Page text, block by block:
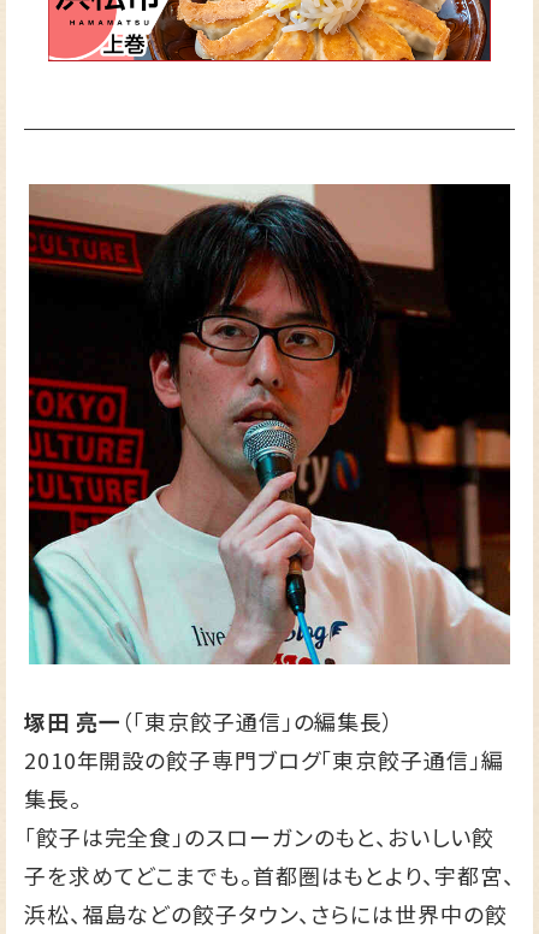
塚田 亮一（「東京餃子通信」の編集長）
2010年開設の餃子専門ブログ「東京餃子通信」編
集長。
「餃子は完全食」のスローガンのもと、おいしい餃
子を求めてどこまでも。首都圏はもとより、宇都宮、
浜松、福島などの餃子タウン、さらには世界中の餃